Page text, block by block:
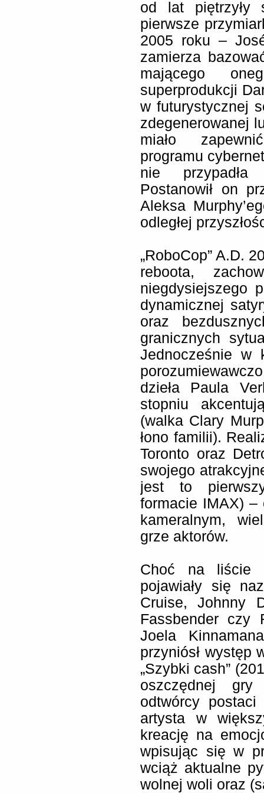
od lat piętrzyły
pierwsze
2005 roku –
zamierza
mającego
superprodukcji
w futurystycznej
zdegenerowanej
miało
programu
nie
Postanowił on
Aleksa
odległej
„RoboCop” A.D.
reboota,
niegdysiejszego
dynamicznej
oraz
granicznych
Jednocześnie w
dzieła Paula
stopniu
(walka Clary
łono familii).
Toronto oraz
swojego
jest to
formacie IMAX) –
kameralnym,
grze aktorów.
Choć na liście
pojawiały się
Cruise, Johnny
Fassbender czy
Joela
przyniósł występ
„Szybki cash”
oszczędnej gry
odtwórcy postaci
artysta w
kreację na
wpisując się w
wciąż aktualne
wolnej woli oraz